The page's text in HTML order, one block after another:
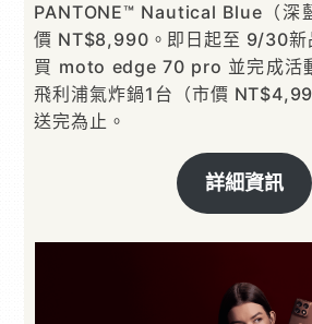
PANTONE™ Nautical Blue（深
價 NT$8,990。即日起至 9/30新
買 moto edge 70 pro 並完成活
飛利浦氣炸鍋1台（市價
送完為止。
詳細資訊